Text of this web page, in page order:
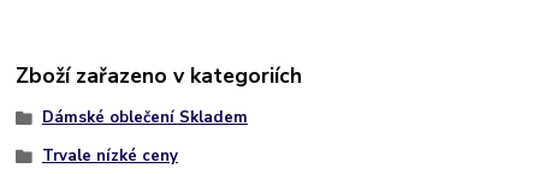
Zboží zařazeno v kategoriích
Dámské oblečení Skladem
Trvale nízké ceny